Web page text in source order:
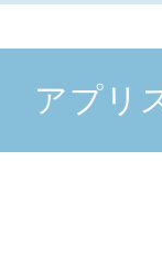
アプリ